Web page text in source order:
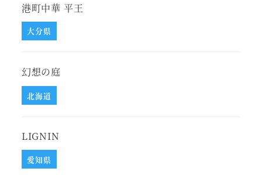
港町中華 平王
大分県
幻想の庭
北海道
LIGNIN
愛知県